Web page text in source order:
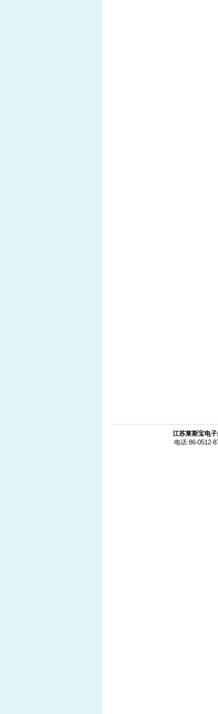
江苏莱斯宝电
电话:86-0512-